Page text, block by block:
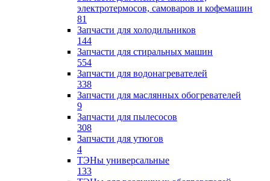
электротермосов, самоваров и кофемашин
81
Запчасти для холодильников
144
Запчасти для стиральных машин
554
Запчасти для водонагревателей
338
Запчасти для маслянных обогревателей
9
Запчасти для пылесосов
308
Запчасти для утюгов
4
ТЭНы универсальные
133